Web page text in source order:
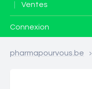
Ventes
Connexion
pharmapourvous.be >